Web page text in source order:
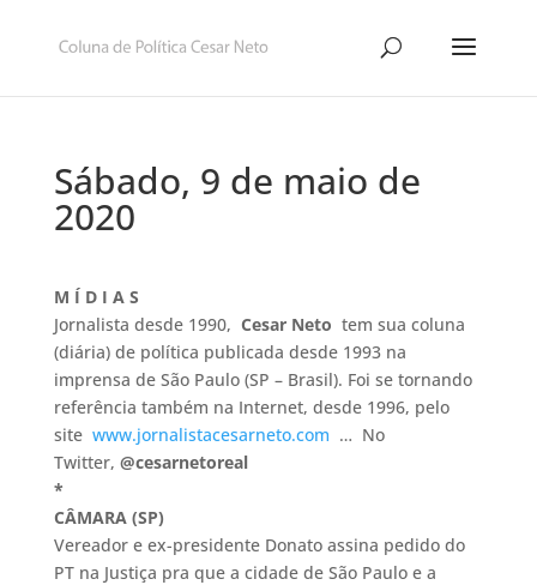
Sábado, 9 de maio de
2020
M Í D I A S
Jornalista desde 1990, Cesar Neto tem sua coluna
(diária) de política publicada desde 1993 na
imprensa de São Paulo (SP – Brasil). Foi se tornando
referência também na Internet, desde 1996, pelo
site www.jornalistacesarneto.com … No
Twitter, @cesarnetoreal
*
CÂMARA (SP)
Vereador e ex-presidente Donato assina pedido do
PT na Justiça pra que a cidade de São Paulo e a